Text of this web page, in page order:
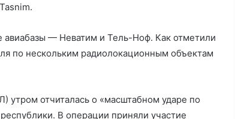
авиабазы — Неватим и Тель-Ноф. Как отметили
по нескольким радиолокационным объектам
отчиталась о «масштабном ударе по
В операции приняли участие